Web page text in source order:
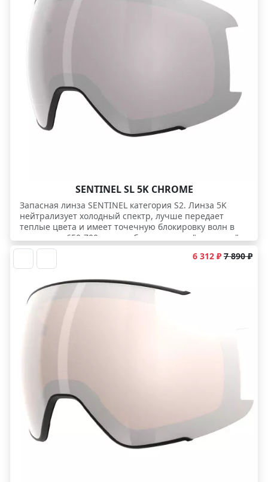
SENTINEL SL 5K CHROME
Запасная линза SENTINEL категория S2. Линза 5K
нейтрализует холодный спектр, лучше передает
теплые цвета и имеет точечную блокировку волн в
диапазоне 650-700 нм., чтобы глаз легче "цеплялся"
за незаметные в обычной линзе изменения
6 312 ₽ 7 890 ₽